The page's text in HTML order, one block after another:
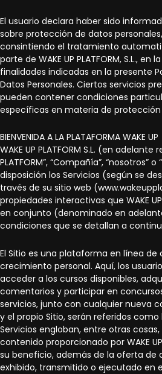
El usuario declara haber sido
sobre protección de datos
consintiendo el tratamiento
parte de WAKE UP PLATFORM, S.L.,
finalidades indicadas en la presente
Datos Personales. Ciertos servicios
pueden contener condiciones
específicas en materia de protección
BIENVENIDA A LA PLATAFORMA WAKE UP
WAKE UP PLATFORM S.L. (en adelante
PLATFORM”, “Compañía”, “nosotros”
disposición los Servicios (según se
través de su sitio web
propiedades interactivas que WAKE
en conjunto (denominado en
condiciones que se detallan a
El Sitio es una plataforma en línea de
crecimiento personal. Aquí, los
acceder a los cursos disponibles,
comentarios y participar en
servicios, junto con cualquier nueva
y el propio Sitio, serán referidos como
Servicios engloban, entre otras
contenido proporcionado por WAKE
su beneficio, además de la oferta de
exhibido, transmitido o ejecutado en